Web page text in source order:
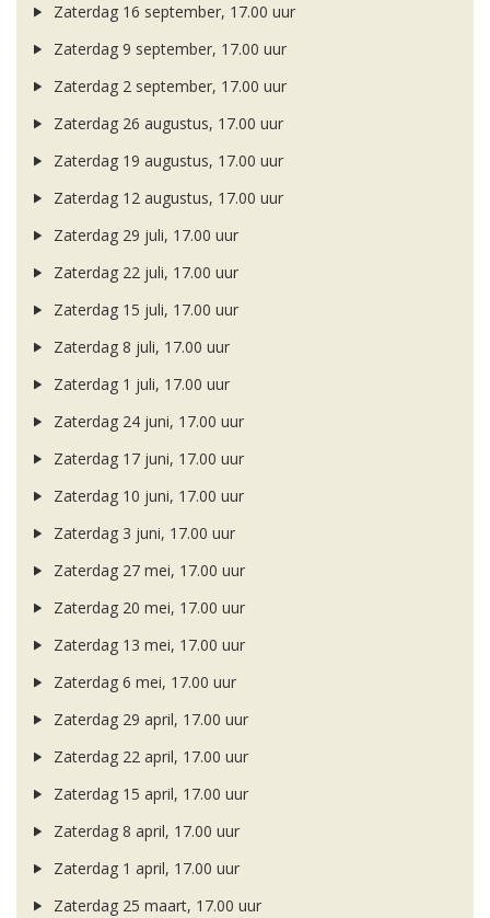
Zaterdag 16 september, 17.00 uur
Zaterdag 9 september, 17.00 uur
Zaterdag 2 september, 17.00 uur
Zaterdag 26 augustus, 17.00 uur
Zaterdag 19 augustus, 17.00 uur
Zaterdag 12 augustus, 17.00 uur
Zaterdag 29 juli, 17.00 uur
Zaterdag 22 juli, 17.00 uur
Zaterdag 15 juli, 17.00 uur
Zaterdag 8 juli, 17.00 uur
Zaterdag 1 juli, 17.00 uur
Zaterdag 24 juni, 17.00 uur
Zaterdag 17 juni, 17.00 uur
Zaterdag 10 juni, 17.00 uur
Zaterdag 3 juni, 17.00 uur
Zaterdag 27 mei, 17.00 uur
Zaterdag 20 mei, 17.00 uur
Zaterdag 13 mei, 17.00 uur
Zaterdag 6 mei, 17.00 uur
Zaterdag 29 april, 17.00 uur
Zaterdag 22 april, 17.00 uur
Zaterdag 15 april, 17.00 uur
Zaterdag 8 april, 17.00 uur
Zaterdag 1 april, 17.00 uur
Zaterdag 25 maart, 17.00 uur